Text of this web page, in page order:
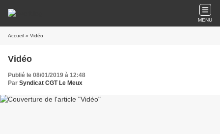
MENU
Accueil » Vidéo
Vidéo
Publié le 08/01/2019 à 12:48
Par Syndicat CGT Le Meux